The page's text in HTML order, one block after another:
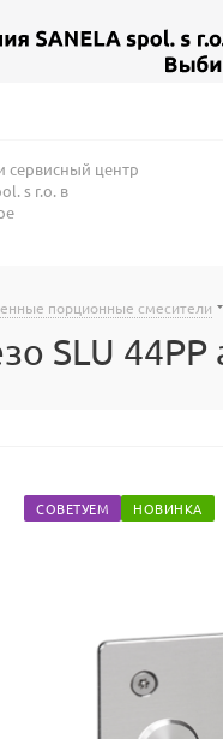
сервисный центр
s r.o. в
порционные смесители
SLU 44PP
СОВЕТУЕМ НОВИНКА